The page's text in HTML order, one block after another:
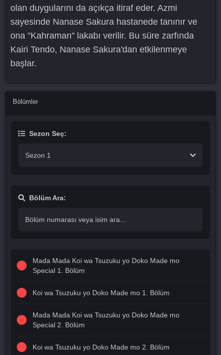
olan duygularını da açıkça itiraf eder. Azmi
sayesinde Nanase Sakura hastanede tanınır ve
ona "Kahraman" lakabı verilir. Bu süre zarfında
Kairi Tendo, Nanase Sakura'dan etkilenmeye
başlar.
Bölümler
Sezon Seç:
Sezon 1
Bölüm Ara:
Mada Mada Koi wa Tsuzuku yo Doko Made mo
Special 1. Bölüm
Koi wa Tsuzuku yo Doko Made mo 1. Bölüm
Mada Mada Koi wa Tsuzuku yo Doko Made mo
Special 2. Bölüm
Koi wa Tsuzuku yo Doko Made mo 2. Bölüm